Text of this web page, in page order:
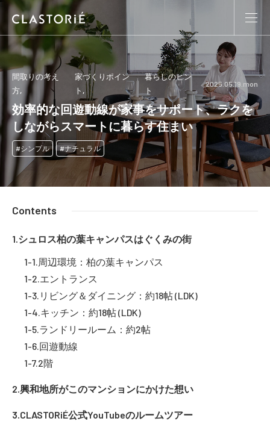
間取りの考え
方
家づくりポイン
ト
暮らしのヒン
ト
2025.05.19.mon
効率的な回遊動線が家事をサポート、ラクを
しながらスマートに暮らす住まい
シンプル ナチュラル
Contents
シュロス柏の葉キャンパスはぐくみの街
周辺環境：柏の葉キャンパス
エントランス
リビング＆ダイニング：約18帖 (LDK)
キッチン：約18帖 (LDK)
ランドリールーム：約2帖
回遊動線
2階
興和地所がこのマンションにかけた想い
CLASTORiÉ公式YouTubeのルームツアー